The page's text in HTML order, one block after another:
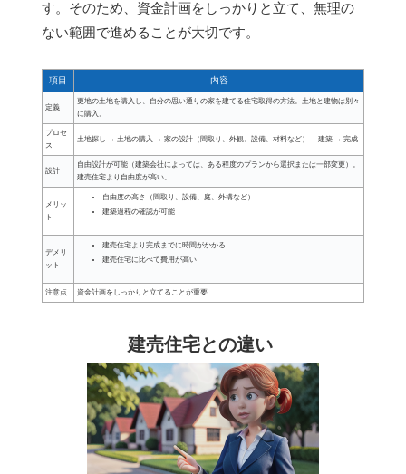
す。そのため、資金計画をしっかりと立て、無理の
ない範囲で進めることが大切です。
項目 内容
定義
更地の土地を購入し、自分の思い通りの家を建てる住宅取得の方法。土地と建物は別々
に購入。
プロセ
ス
土地探し → 土地の購入 → 家の設計（間取り、外観、設備、材料など）→ 建築 → 完成
設計
自由設計が可能（建築会社によっては、ある程度のプランから選択または一部変更）。
建売住宅より自由度が高い。
メリッ
ト
自由度の高さ（間取り、設備、庭、外構など）
建築過程の確認が可能
デメリ
ット
建売住宅より完成までに時間がかかる
建売住宅に比べて費用が高い
注意点 資金計画をしっかりと立てることが重要
建売住宅との違い